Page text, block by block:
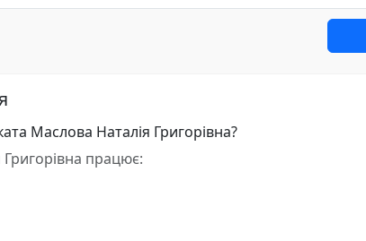
Маслова Наталія Григорівна?
працює: